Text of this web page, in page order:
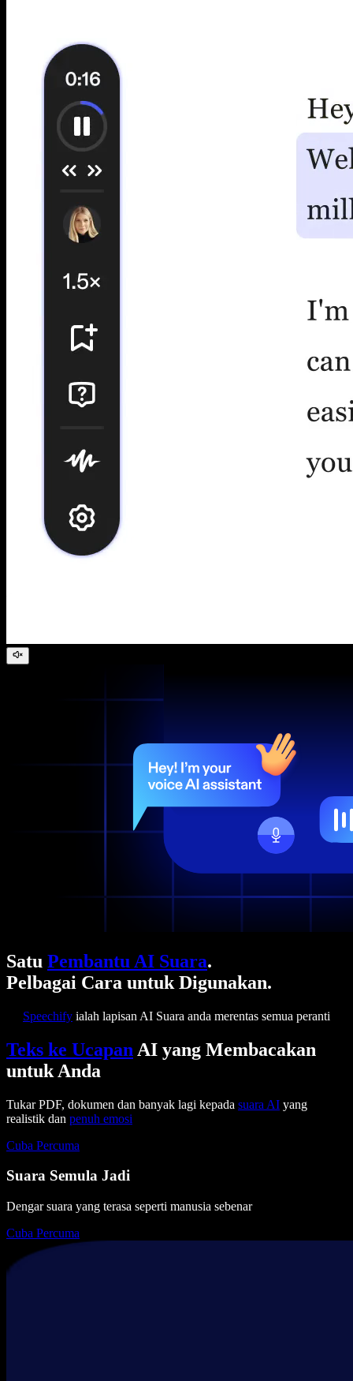
Satu Pembantu AI Suara.
Pelbagai Cara untuk Digunakan.
Speechify ialah lapisan AI Suara anda merentas semua peranti
Teks ke Ucapan AI yang Membacakan
untuk Anda
Tukar PDF, dokumen dan banyak lagi kepada suara AI yang
realistik dan penuh emosi
Cuba Percuma
Suara Semula Jadi
Dengar suara yang terasa seperti manusia sebenar
Cuba Percuma